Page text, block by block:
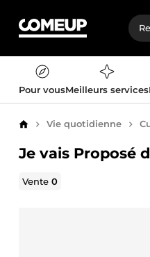
Pour vousMeilleurs services
AccueilVie quotidienne
Je vais Proposé
Vente0